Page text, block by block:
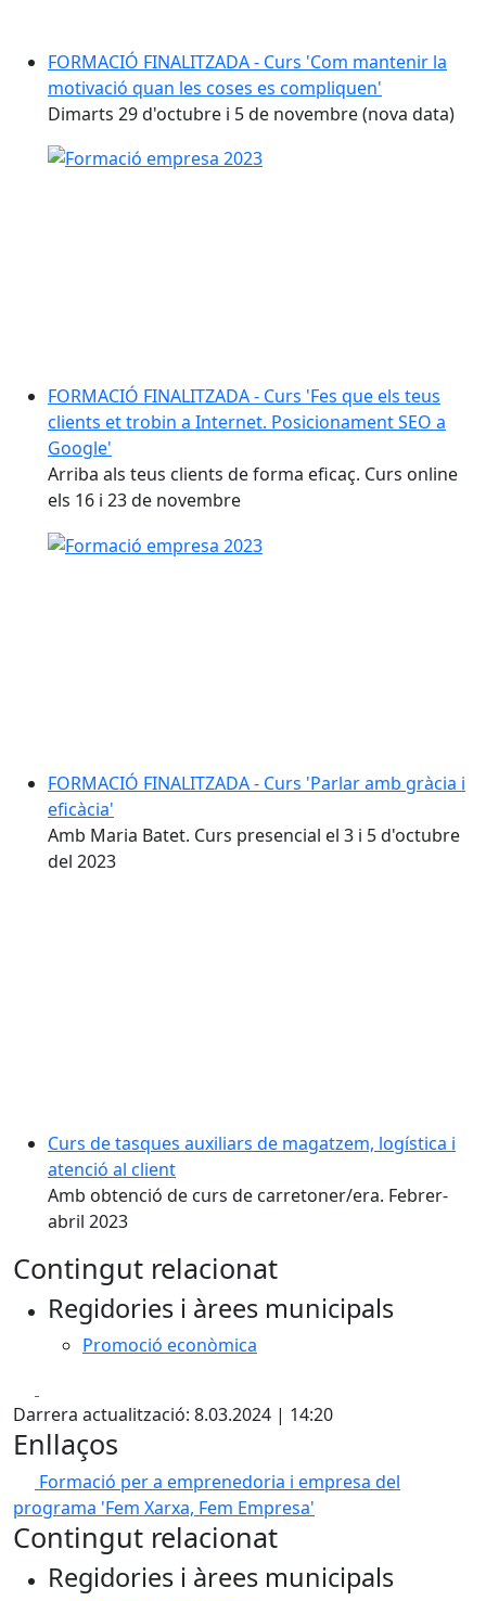
FORMACIÓ FINALITZADA - Curs 'Com mantenir la
motivació quan les coses es compliquen'
Dimarts 29 d'octubre i 5 de novembre (nova data)
FORMACIÓ FINALITZADA - Curs 'Fes que els teus
clients et trobin a Internet. Posicionament SEO a
Google'
Arriba als teus clients de forma eficaç. Curs online
els 16 i 23 de novembre
FORMACIÓ FINALITZADA - Curs 'Parlar amb gràcia i
eficàcia'
Amb Maria Batet. Curs presencial el 3 i 5 d'octubre
del 2023
Curs de tasques auxiliars de magatzem, logística i
atenció al client
Amb obtenció de curs de carretoner/era. Febrer-
abril 2023
Contingut relacionat
Regidories i àrees municipals
Promoció econòmica
Darrera actualització: 8.03.2024 | 14:20
Enllaços
Formació per a emprenedoria i empresa del
programa 'Fem Xarxa, Fem Empresa'
Contingut relacionat
Regidories i àrees municipals